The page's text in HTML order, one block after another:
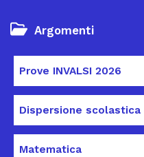
Argomenti
Prove INVALSI 2026
Dispersione scolastica
Matematica